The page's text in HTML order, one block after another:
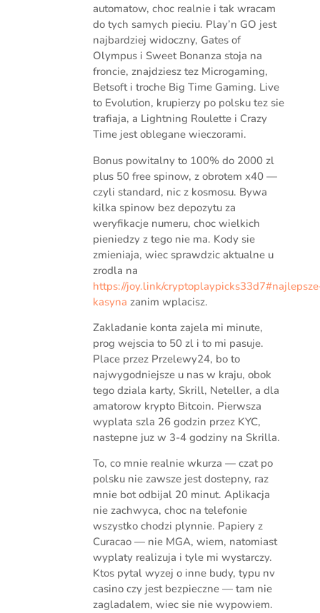
automatow, choc realnie i tak wracam
do tych samych pieciu. Play’n GO jest
najbardziej widoczny, Gates of
Olympus i Sweet Bonanza stoja na
froncie, znajdziesz tez Microgaming,
Betsoft i troche Big Time Gaming. Live
to Evolution, krupierzy po polsku tez sie
trafiaja, a Lightning Roulette i Crazy
Time jest oblegane wieczorami.
Bonus powitalny to 100% do 2000 zl
plus 50 free spinow, z obrotem x40 —
czyli standard, nic z kosmosu. Bywa
kilka spinow bez depozytu za
weryfikacje numeru, choc wielkich
pieniedzy z tego nie ma. Kody sie
zmieniaja, wiec sprawdzic aktualne u
zrodla na
https://joy.link/
kasyna zanim wplacisz.
Zakladanie konta zajela mi minute,
prog wejscia to 50 zl i to mi pasuje.
Place przez Przelewy24, bo to
najwygodniejsze u nas w kraju, obok
tego dziala karty, Skrill, Neteller, a dla
amatorow krypto Bitcoin. Pierwsza
wyplata szla 26 godzin przez KYC,
nastepne juz w 3-4 godziny na Skrilla.
To, co mnie realnie wkurza — czat po
polsku nie zawsze jest dostepny, raz
mnie bot odbijal 20 minut. Aplikacja
nie zachwyca, choc na telefonie
wszystko chodzi plynnie. Papiery z
Curacao — nie MGA, wiem, natomiast
wyplaty realizuja i tyle mi wystarczy.
Ktos pytal wyzej o inne budy, typu nv
casino czy jest bezpieczne — tam nie
zagladalem, wiec sie nie wypowiem.